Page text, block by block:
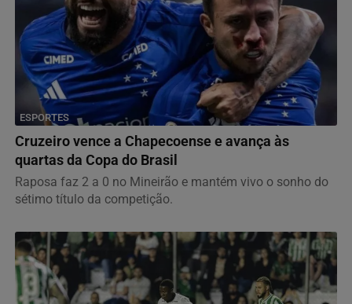
ESPORTES
Cruzeiro vence a Chapecoense e avança às
quartas da Copa do Brasil
Raposa faz 2 a 0 no Mineirão e mantém vivo o sonho do
sétimo título da competição.